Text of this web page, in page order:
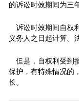
的诉讼时效期间为三
诉讼时效期间自权
义务人之日起计算。
但是，自权利受到
保护，有特殊情况的
长。